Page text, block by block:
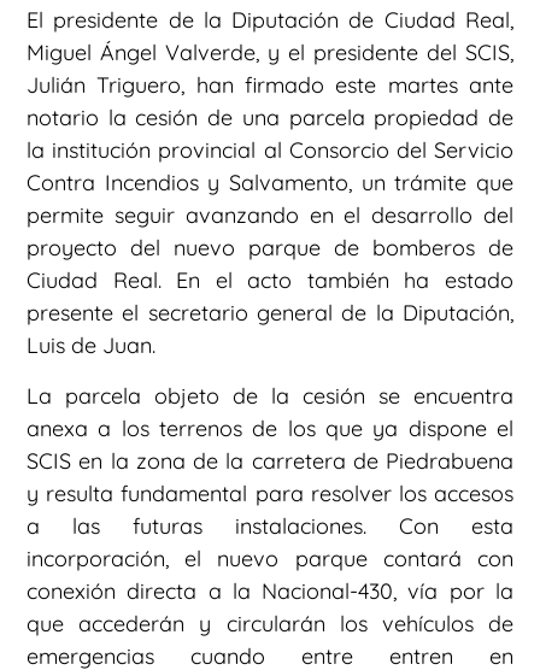
El presidente de la Diputación de Ciudad Real,
Miguel Ángel Valverde, y el presidente del SCIS,
Julián Triguero, han firmado este martes ante
notario la cesión de una parcela propiedad de
la institución provincial al Consorcio del Servicio
Contra Incendios y Salvamento, un trámite que
permite seguir avanzando en el desarrollo del
proyecto del nuevo parque de bomberos de
Ciudad Real. En el acto también ha estado
presente el secretario general de la Diputación,
Luis de Juan.
La parcela objeto de la cesión se encuentra
anexa a los terrenos de los que ya dispone el
SCIS en la zona de la carretera de Piedrabuena
y resulta fundamental para resolver los accesos
a las futuras instalaciones. Con esta
incorporación, el nuevo parque contará con
conexión directa a la Nacional-430, vía por la
que accederán y circularán los vehículos de
emergencias cuando entre entren en